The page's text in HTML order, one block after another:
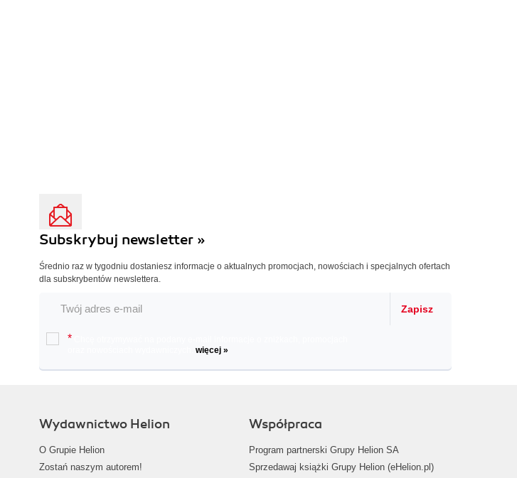
Subskrybuj newsletter »
Średnio raz w tygodniu dostaniesz informacje o aktualnych promocjach, nowościach i specjalnych ofertach
dla subskrybentów newslettera.
Zapisz
*
więcej »
Wydawnictwo Helion
O Grupie Helion
Zostań naszym autorem!
Współpraca
Program partnerski Grupy Helion SA
Sprzedawaj książki Grupy Helion (eHelion.pl)